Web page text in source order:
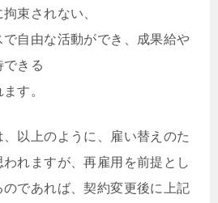
束されない、
で自由な活動ができ、成果給や
きる
す。
以上のように、雇い替えのた
れますが、再雇用を前提とし
であれば、契約変更後に上記